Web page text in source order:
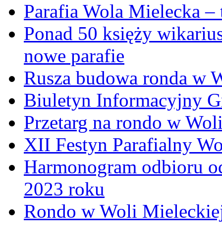
Parafia Wola Mielecka
Ponad 50 księży
nowe parafie
Rusza budowa ronda w
Biuletyn Informacyjny
Przetarg na rondo w
XII Festyn Parafialny
Harmonogram odbioru
2023 roku
Rondo w Woli